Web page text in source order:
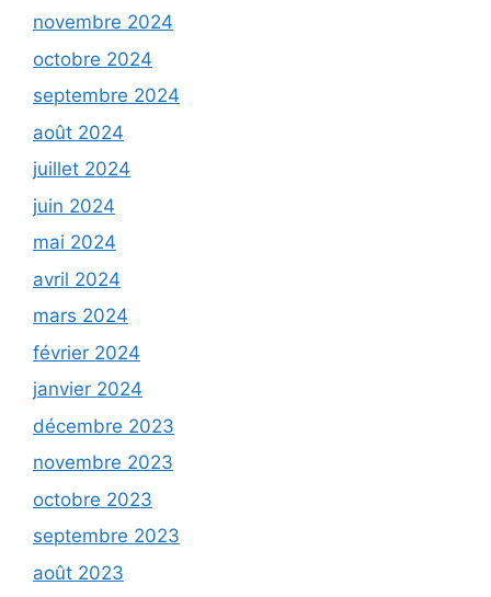
novembre 2024
octobre 2024
septembre 2024
août 2024
juillet 2024
juin 2024
mai 2024
avril 2024
mars 2024
février 2024
janvier 2024
décembre 2023
novembre 2023
octobre 2023
septembre 2023
août 2023